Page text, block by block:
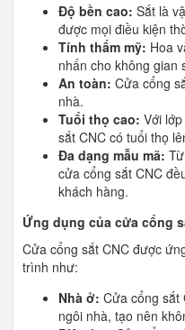
Độ bền cao: Sắt là
được mọi điều kiện
Tính thẩm mỹ: Hoa
nhấn cho không gian
An toàn: Cửa cổng
nhà.
Tuổi thọ cao: Với
sắt CNC có tuổi thọ
Đa dạng mẫu mã:
cửa cổng sắt CNC
khách hàng.
Ứng dụng của cửa cổng
Cửa cổng sắt CNC được
trình như:
Nhà ở: Cửa cổng sắt
ngôi nhà, tạo nên